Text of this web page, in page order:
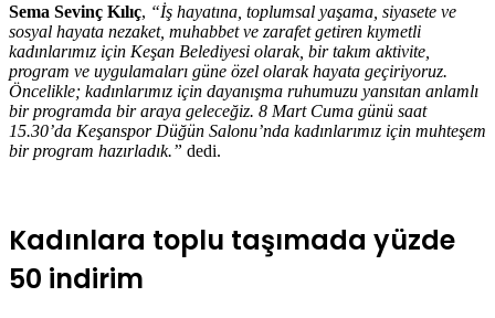
Sema Sevinç Kılıç, “İş hayatına, toplumsal yaşama, siyasete ve
sosyal hayata nezaket, muhabbet ve zarafet getiren kıymetli
kadınlarımız için Keşan Belediyesi olarak, bir takım aktivite,
program ve uygulamaları güne özel olarak hayata geçiriyoruz.
Öncelikle; kadınlarımız için dayanışma ruhumuzu yansıtan anlamlı
bir programda bir araya geleceğiz. 8 Mart Cuma günü saat
15.30’da Keşanspor Düğün Salonu’nda kadınlarımız için muhteşem
bir program hazırladık.” dedi.
Kadınlara toplu taşımada yüzde
50 indirim